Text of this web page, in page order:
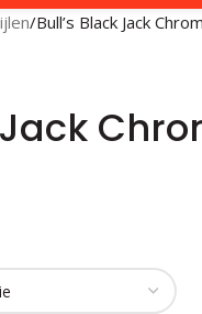
Bull’s Black Jack